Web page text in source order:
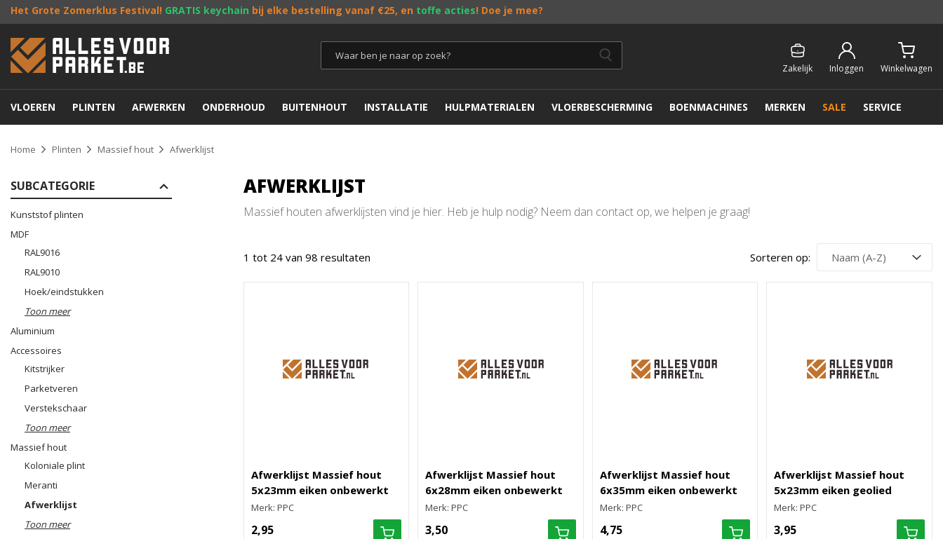
Het Grote Zomerklus Festival! GRATIS keychain bij elke bestelling vanaf €25, en toffe acties! Doe je mee?
Zakelijk Inloggen Winkelwagen
VLOEREN PLINTEN AFWERKEN ONDERHOUD BUITENHOUT INSTALLATIE HULPMATERIALEN VLOERBESCHERMING BOENMACHINES MERKEN SALE SERVICE
Home Plinten Massief hout Afwerklijst
SUBCATEGORIE
Kunststof plinten
MDF
RAL9016
RAL9010
Hoek/eindstukken
Toon meer
Aluminium
Accessoires
Kitstrijker
Parketveren
Verstekschaar
Toon meer
Massief hout
Koloniale plint
Meranti
Afwerklijst
Toon meer
AFWERKLIJST
Massief houten afwerklijsten vind je hier. Heb je hulp nodig? Neem dan contact op, we helpen je graag!
1 tot 24 van 98 resultaten Sorteren op:
Afwerklijst Massief hout
5x23mm eiken onbewerkt
Merk: PPC
2,95
Afwerklijst Massief hout
6x28mm eiken onbewerkt
Merk: PPC
3,50
Afwerklijst Massief hout
6x35mm eiken onbewerkt
Merk: PPC
4,75
Afwerklijst Massief hout
5x23mm eiken geolied
Merk: PPC
3,95